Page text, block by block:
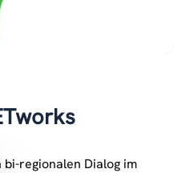
bi-regionalen Dialog im